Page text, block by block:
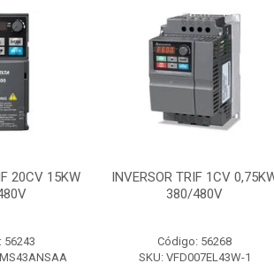
20CV 15KW
56243
INVERSOR TRIF 1CV
380/480V
Código: 56268
SKU: VFD007EL43W-1